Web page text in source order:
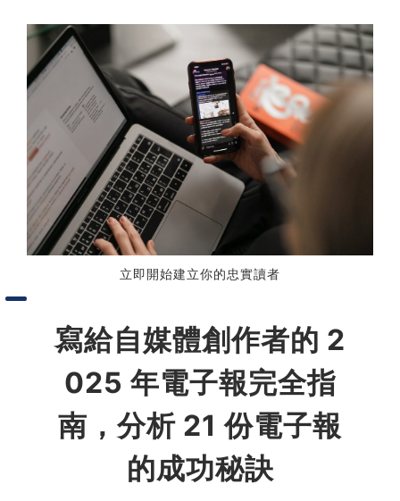
AI 職場應用｜ChatGPT 進階
使用思維
AI 職場應用｜上班族的 AI 學
習術
AI 職場應用｜NotebookLM
職場工作復盤術
職場思維與工作術｜時間管理
職場思維與工作術｜卡片盒筆
記法
職場思維與工作術｜圖解問題
分析與解決 x AI 視覺化實戰
立即開始建立你的忠實讀者
寫給自媒體創作者的 2
025 年電子報完全指
南，分析 21 份電子報
的成功秘訣